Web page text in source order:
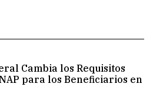
Cambia los Requisitos
para los Beneficiarios en